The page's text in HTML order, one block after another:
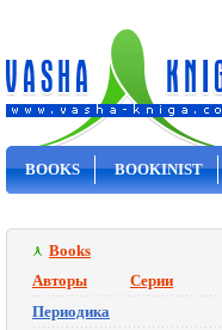
BOOKS BOOKINIST
Books
Авторы
Серии
Периодика